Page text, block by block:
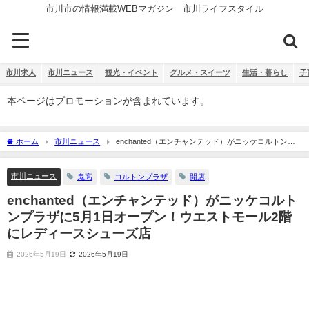
市川市の情報満載WEBマガジン 市川ライフスタイル
市川求人 市川ニュース 観光・イベント グルメ・スイーツ 生活・暮らし 子
本ページはプロモーションが含まれています。
ホーム 市川ニュース
enchanted（エンチャンテッド）がニッケコルトンプ
ラザに5月1日オープン！ウエストモール2階にレディースシューズ店
市川ニュース 鬼高 コルトンプラザ 開店
enchanted（エンチャンテッド）がニッケコルト
ンプラザに5月1日オープン！ウエストモール2階
にレディースシューズ店
2026年5月19日 2026年5月19日